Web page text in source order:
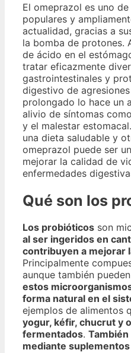
El omeprazol es uno
populares y
actualidad, gracias a
la bomba de protones.
de ácido en el
tratar eficazmente
gastrointestinales y
digestivo de
prolongado lo hace un
alivio de síntomas
y el malestar
una dieta saludable y
omeprazol puede ser
mejorar la calidad de
enfermedades
Qué son los
Los probióticos son
al ser ingeridos en
contribuyen a mejorar
Principalmente
aunque también
estos
forma natural en el
ejemplos de alimentos
yogur, kéfir, chucrut y
fermentados.
mediante